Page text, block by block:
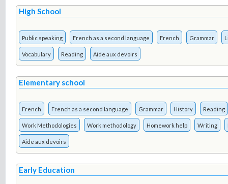
High School
Public speaking French as a second language French Grammar
Vocabulary Reading Aide aux devoirs
Elementary school
French French as a second language Grammar History Reading
Work Methodologies Work methodology Homework help Writing
Aide aux devoirs
Early Education